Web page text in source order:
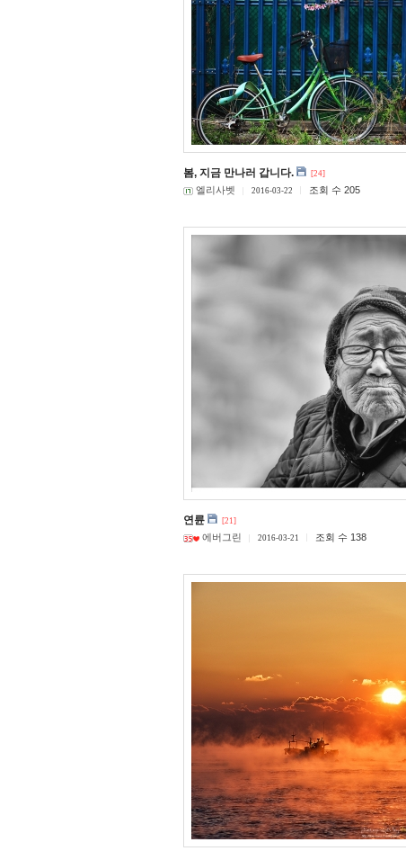
봄, 지금 만나러 갑니다. [24]
엘리사벳 2016-03-22 조회 수 205
연륜 [21]
에버그린 2016-03-21 조회 수 138